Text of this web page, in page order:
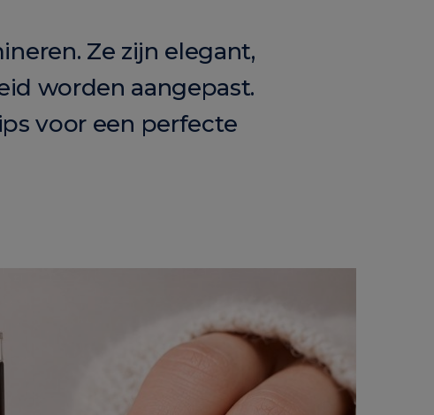
Ze zijn elegant,
worden aangepast.
voor een perfecte